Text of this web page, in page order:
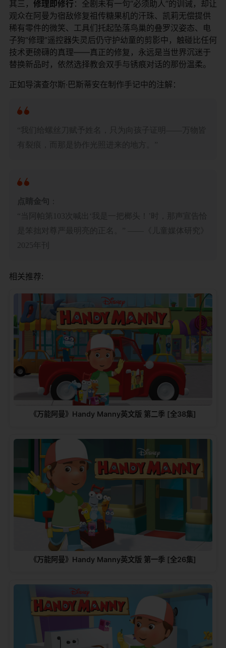
其三，​ ​修理即修行​ ​：全剧未有一句“必须助人”的训诫，却让
观众在阿曼为宿敌修复祖传糖果机的汗珠、凯莉无偿提供
稀有零件的微笑、工具们托起坠落鸟巢的叠罗汉姿态、电
子狗“修理”遥控器失灵后仍守护幼童的剪影中，触碰比任何
技术更磅礴的真理——真正的修复，永远是当世界沉迷于
替换新品时，依然选择教会双手与锈痕对话的那份温柔。
正如导演查尔斯·巴斯蒂安在制作手记中的注解：
“我们给螺丝刀赋予姓名，只为向孩子证明——万物皆
有裂痕，而那是协作光照进来的地方。”
​点睛金句​
“当阿帕第103次喊出‘我是一把榔头！’时，那声宣告恰
是笨拙对尊严最明亮的正名。” ——《儿童媒体研究》
2025年刊
相关推荐:
《万能阿曼》Handy Manny英文版 第二季 [全38集]
《万能阿曼》Handy Manny英文版 第一季 [全26集]